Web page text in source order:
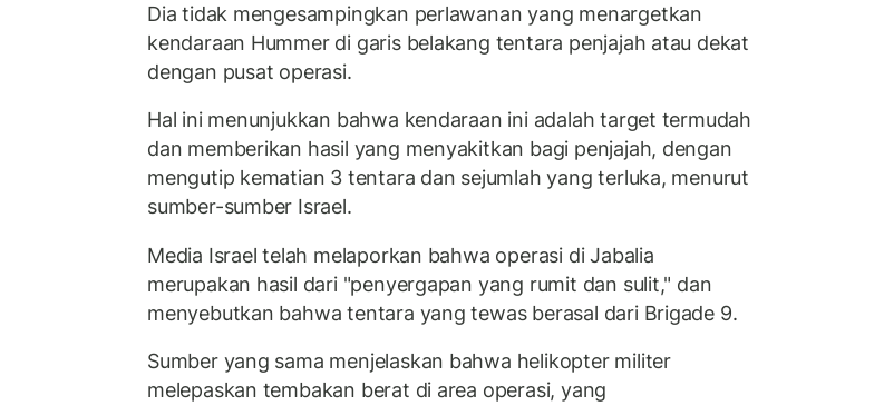
Dia tidak mengesampingkan perlawanan yang menargetkan
kendaraan Hummer di garis belakang tentara penjajah atau dekat
dengan pusat operasi.
Hal ini menunjukkan bahwa kendaraan ini adalah target termudah
dan memberikan hasil yang menyakitkan bagi penjajah, dengan
mengutip kematian 3 tentara dan sejumlah yang terluka, menurut
sumber-sumber Israel.
Media Israel telah melaporkan bahwa operasi di Jabalia
merupakan hasil dari "penyergapan yang rumit dan sulit," dan
menyebutkan bahwa tentara yang tewas berasal dari Brigade 9.
Sumber yang sama menjelaskan bahwa helikopter militer
melepaskan tembakan berat di area operasi, yang